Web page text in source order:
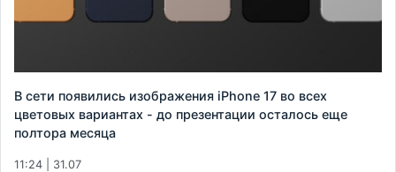
В сети появились изображения iPhone 17 во всех
цветовых вариантах - до презентации осталось еще
полтора месяца
11:24 | 31.07